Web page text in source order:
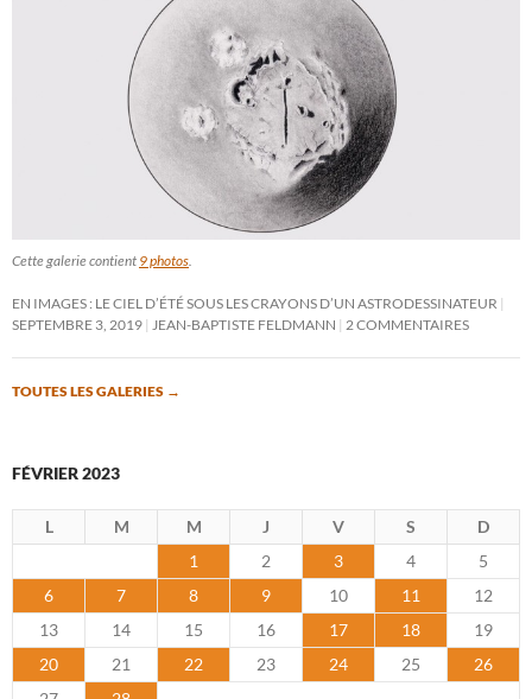
Cette galerie contient 9 photos
EN IMAGES : LE CIEL D’ÉTÉ SOUS LES CRAYONS D’UN ASTRODESSINATEUR
SEPTEMBRE 3, 2019
JEAN-BAPTISTE FELDMANN 2 COMMENTAIRES
TOUTES LES GALERIES →
FÉVRIER 2023
L M M J V S
D
1
2 3 4
5
6
7 8 9 10 11
12
13
14 15 16 17 18
19
20
21 22 23 24 25
26